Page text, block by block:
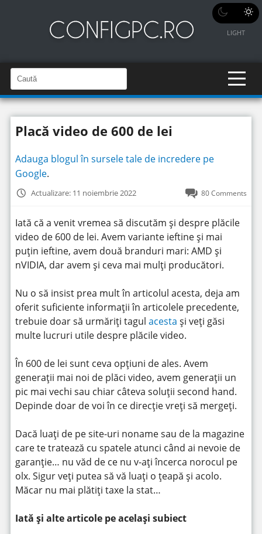
LIGHT
a
u
t
n
C
a
u
î
n
t
Placă video de 600 de lei
Adauga blogul în sursele tale de incredere pe
Google.
Actualizare: 11 noiembrie 2022 80 Comments
Iată că a venit vremea să discutăm și despre plăcile
video de 600 de lei. Avem variante ieftine și mai
puțin ieftine, avem două branduri mari: AMD și
nVIDIA, dar avem și ceva mai mulți producători.
Nu o să insist prea mult în articolul acesta, deja am
oferit suficiente informații în articolele precedente,
trebuie doar să urmăriți tagul acesta și veți găsi
multe lucruri utile despre plăcile video.
În 600 de lei sunt ceva opțiuni de ales. Avem
generații mai noi de plăci video, avem generații un
pic mai vechi sau chiar câteva soluții second hand.
Depinde doar de voi în ce direcție vreți să mergeți.
Dacă luați de pe site-uri noname sau de la magazine
care te tratează cu spatele atunci când ai nevoie de
garanție… nu văd de ce nu v-ați încerca norocul pe
olx. Sigur veți putea să vă luați o țeapă și acolo.
Măcar nu mai plătiți taxe la stat…
Iată și alte articole pe același subiect